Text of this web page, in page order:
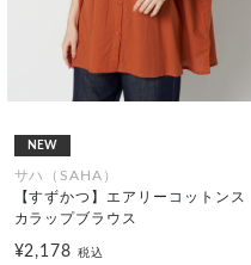
NEW
サハ（SAHA）
【すずかつ】エアリーコットンス
カラップブラウス
¥2,178税込